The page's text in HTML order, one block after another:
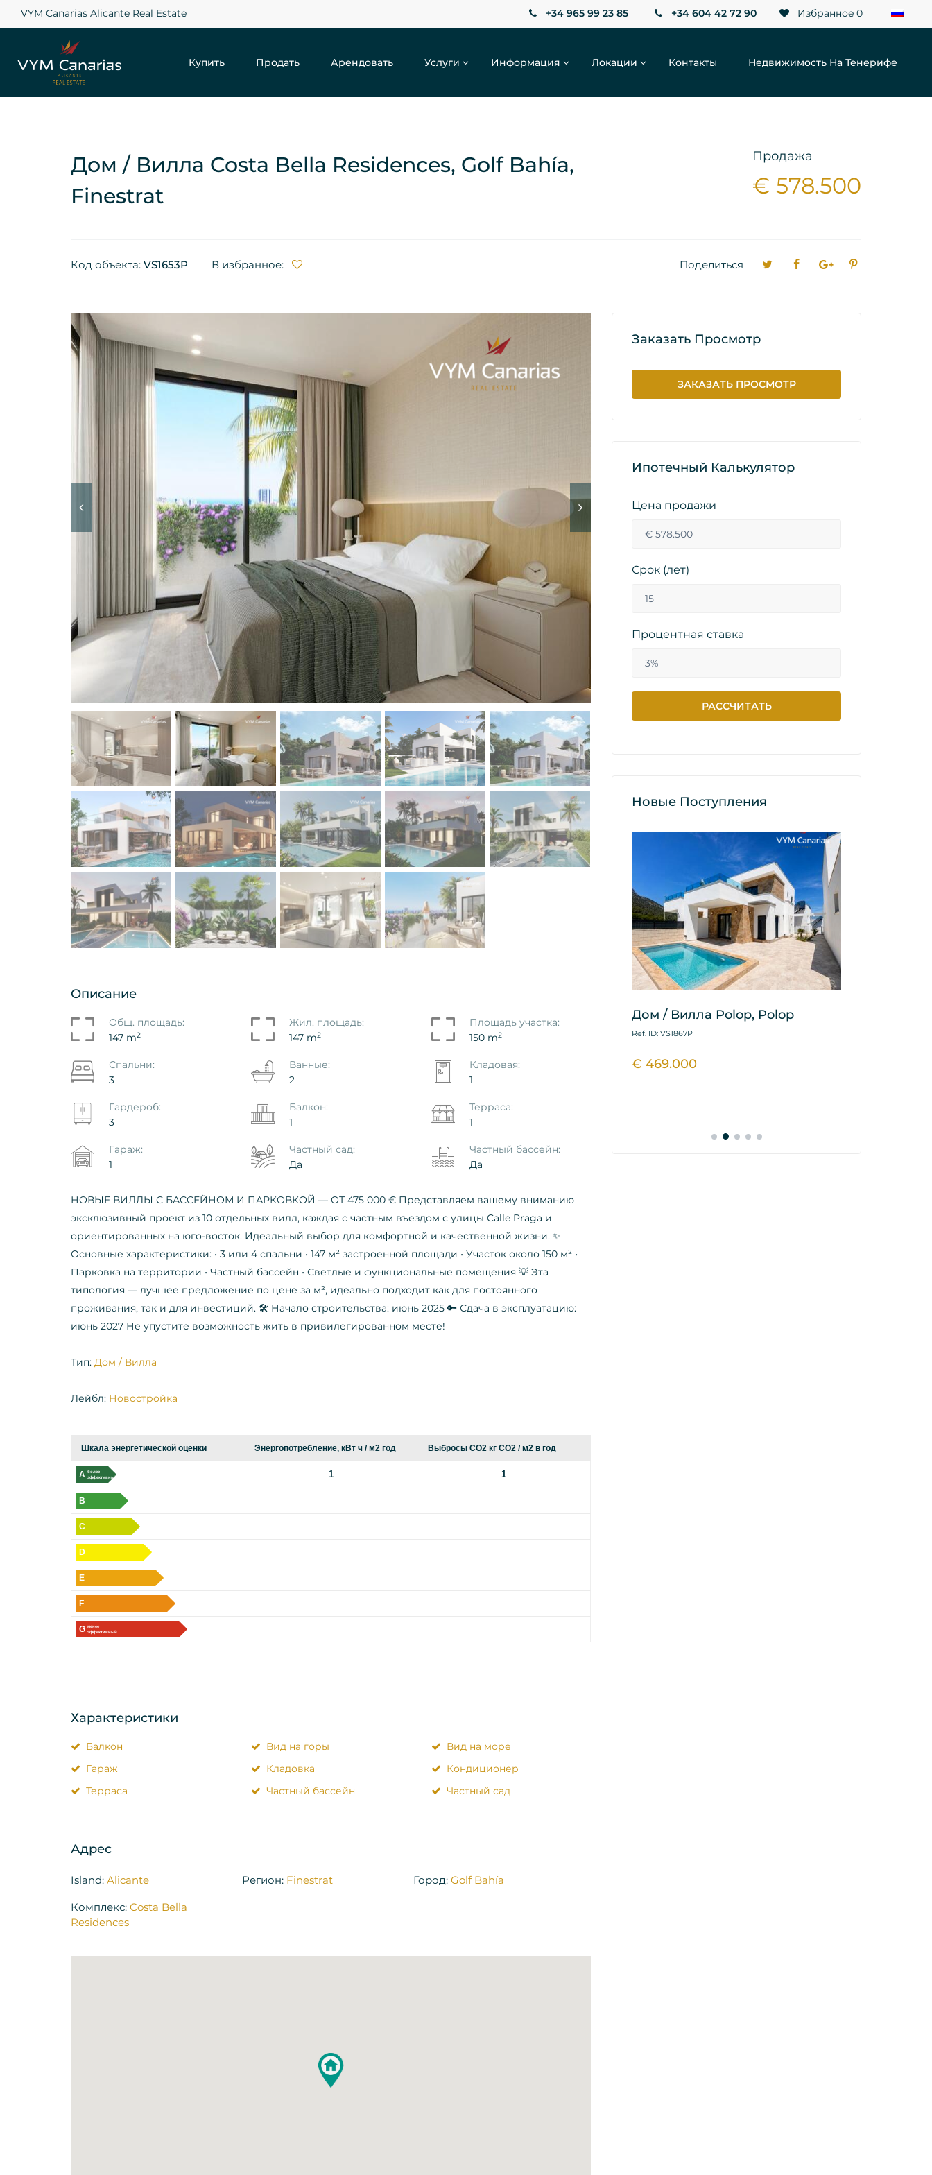
VYM Canarias Alicante Real Estate Избранное 0
+34 965 99 23 85 +34 604 42 72 90
Купить Продать Арендовать Услуги Информация Локации Контакты Недвижимость На Тенерифе
Дом / Вилла Costa Bella Residences, Golf Bahía,
Finestrat
Продажа
€ 578.500
Код объекта: VS1653P В избранное: Поделиться
Описание
Общ. площадь:
147 m2
Жил. площадь:
147 m2
Площадь участка:
150 m2
Спальни:
3
Ванные:
2
Кладовая:
1
Гардероб:
3
Балкон:
1
Терраса:
1
Гараж:
1
Частный сад:
Да
Частный бассейн:
Да
НОВЫЕ ВИЛЛЫ С БАССЕЙНОМ И ПАРКОВКОЙ — ОТ 475 000 € Представляем вашему вниманию
эксклюзивный проект из 10 отдельных вилл, каждая с частным въездом с улицы Calle Praga и
ориентированных на юго-восток. Идеальный выбор для комфортной и качественной жизни. ✨
Основные характеристики: • 3 или 4 спальни • 147 м² застроенной площади • Участок около 150 м² •
Парковка на территории • Частный бассейн • Светлые и функциональные помещения 💡 Эта
типология — лучшее предложение по цене за м², идеально подходит как для постоянного
проживания, так и для инвестиций. 🛠 Начало строительства: июнь 2025 🔑 Сдача в эксплуатацию:
июнь 2027 Не упустите возможность жить в привилегированном месте!
Тип: Дом / Вилла
Лейбл: Новостройка
Шкала энергетической оценки Энергопотребление, кВт ч / м2 год Выбросы CO2 кг CO2 / м2 в год
A
более
эффективный
1 1
B
C
D
E
F
G менее
эффективный
Характеристики
Балкон Вид на горы
Вид на море
Гараж
Кладовка
Кондиционер
Терраса
Частный бассейн Частный сад
Адрес
Island: Alicante Регион: Finestrat Город: Golf Bahía
Комплекс: Costa Bella
Residences
Заказать Просмотр
ЗАКАЗАТЬ ПРОСМОТР
Ипотечный Калькулятор
Цена продажи
Срок (лет)
Процентная ставка
Новые Поступления
- Бунгало Mirador
De Finestrat - Terra
Апартамент - Пентхаус L'Albir,
Дом / Вилла L'Albir, Alfaz Del Pi
Ref. ID: VS1869P
€ 780.000
Дом / Вилла Polop, Polop
Ref. ID: VS1867P
€ 469.000